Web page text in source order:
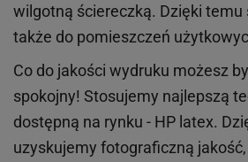
wilgotną ściereczką. Dzięki temu
także do pomieszczeń
Co do jakości wydruku możesz
spokojny! Stosujemy najlepszą
dostępną na rynku - HP latex.
uzyskujemy fotograficzną